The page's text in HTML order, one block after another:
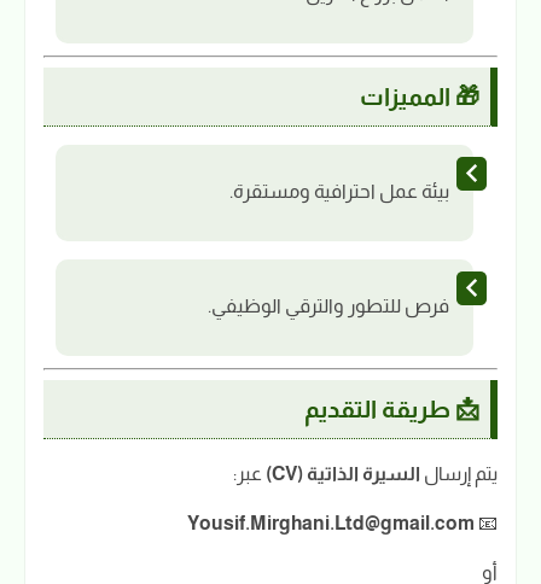
🎁 المميزات
بيئة عمل احترافية ومستقرة.
فرص للتطور والترقي الوظيفي.
📩 طريقة التقديم
يتم إرسال السيرة الذاتية (CV) عبر:
📧
Yousif.Mirghani.Ltd@gmail.com
أو